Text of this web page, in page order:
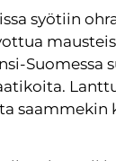
syötiin
Suomessa
saammekin